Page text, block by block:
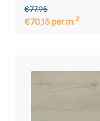
€77,95
€70,15 per m 2